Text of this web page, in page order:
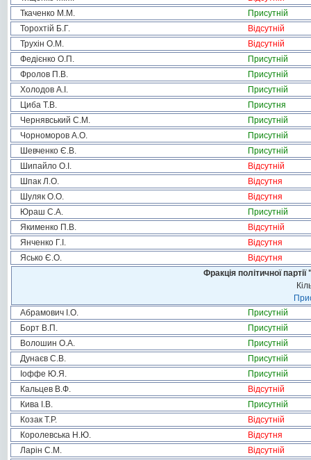
Ткаченко М.М.
Присутній
Торохтій Б.Г.
Відсутній
Трухін О.М.
Відсутній
Федієнко О.П.
Присутній
Фролов П.В.
Присутній
Холодов А.І.
Присутній
Циба Т.В.
Присутня
Чернявський С.М.
Присутній
Чорноморов А.О.
Присутній
Шевченко Є.В.
Присутній
Шипайло О.І.
Відсутній
Шпак Л.О.
Відсутня
Шуляк О.О.
Відсутня
Юраш С.А.
Присутній
Якименко П.В.
Відсутній
Янченко Г.І.
Відсутня
Ясько Є.О.
Відсутня
Фракція політичної
Абрамович І.О.
Присутній
Борт В.П.
Присутній
Волошин О.А.
Присутній
Дунаєв С.В.
Присутній
Іоффе Ю.Я.
Присутній
Кальцев В.Ф.
Відсутній
Кива І.В.
Присутній
Козак Т.Р.
Відсутній
Королевська Н.Ю.
Відсутня
Ларін С.М.
Відсутній